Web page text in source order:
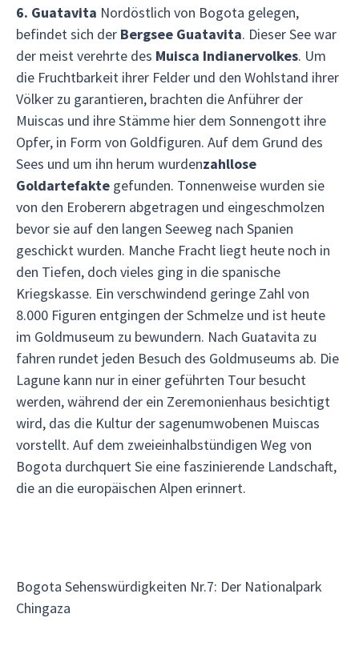
6. Guatavita Nordöstlich von Bogota gelegen,
befindet sich der Bergsee Guatavita. Dieser See war
der meist verehrte des Muisca Indianervolkes. Um
die Fruchtbarkeit ihrer Felder und den Wohlstand ihrer
Völker zu garantieren, brachten die Anführer der
Muiscas und ihre Stämme hier dem Sonnengott ihre
Opfer, in Form von Goldfiguren. Auf dem Grund des
Sees und um ihn herum wurdenzahllose
Goldartefakte gefunden. Tonnenweise wurden sie
von den Eroberern abgetragen und eingeschmolzen
bevor sie auf den langen Seeweg nach Spanien
geschickt wurden. Manche Fracht liegt heute noch in
den Tiefen, doch vieles ging in die spanische
Kriegskasse. Ein verschwindend geringe Zahl von
8.000 Figuren entgingen der Schmelze und ist heute
im Goldmuseum zu bewundern. Nach Guatavita zu
fahren rundet jeden Besuch des Goldmuseums ab. Die
Lagune kann nur in einer geführten Tour besucht
werden, während der ein Zeremonienhaus besichtigt
wird, das die Kultur der sagenumwobenen Muiscas
vorstellt. Auf dem zweieinhalbstündigen Weg von
Bogota durchquert Sie eine faszinierende Landschaft,
die an die europäischen Alpen erinnert.
Bogota Sehenswürdigkeiten Nr.7: Der Nationalpark
Chingaza